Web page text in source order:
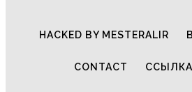
HACKED BY MESTERALIR
CONTACT ССЫЛКА